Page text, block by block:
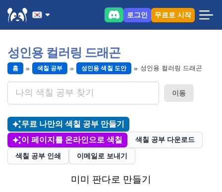
로그인 무료로 시작
성인용 컬러링 드래곤
홈 색칠 공부 성인용 색칠 도안 성인용 컬러링 드래곤
이동
무료 나만의 색칠 공부 만들기
이 페이지를 온라인으로 색칠
색칠 공부 다운로드
색칠 공부 인쇄 이메일로 보내기
미미 판다로 만들기